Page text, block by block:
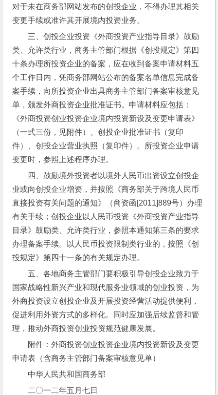
对于未在商务部网站发布的创投企业，不得办理其相关
变更手续或准许其开展境内投资业务。
三、创投企业投资《外商投资产业指导目录》鼓励
类、允许类行业，商务主管部门根据《创投规定》第四
十条办理所投资企业的备案，应在收到备案申请材料五
个工作日内，凭商务部网站公布的备案名单信息完成备
案手续，向所投资企业出具商务主管部门备案审核意见
单，颁发外商投资企业批准证书。申请材料应包括：
《外商投资创业投资企业境内投资新设及变更申请表》
（一式三份，见附件）、创投企业批准证书（复印
件）、创投企业营业执照（复印件）。所投资企业申请
变更时，参照上述程序办理。
四、鼓励境外投资者以境外人民币出资设立创投企
业或向创投企业增资，并按照《商务部关于跨境人民币
直接投资有关问题的通知》（商资函[2011]889号）办理
有关手续；创投企业以人民币投资《外商投资产业指导
目录》鼓励类、允许类行业，参照本通知第三条的要求
办理备案手续。以人民币投资限制类行业的，按照《创
投规定》第四十一条的有关规定办理。
五、各地商务主管部门要积极引导创投企业致力于
国家战略性新兴产业和现代服务业领域的创业投资，为
外商投资设立创投企业及开展投资经营活动提供便利，
促进利用外资方式的多样化。同时应加强后续监督和管
理，推动外商投资创业投资规范健康发展。
附件：外商投资创业投资企业境内投资新设及变更
申请表（含商务主管部门备案审核意见单）
中华人民共和国商务部
二〇一二年五月七日